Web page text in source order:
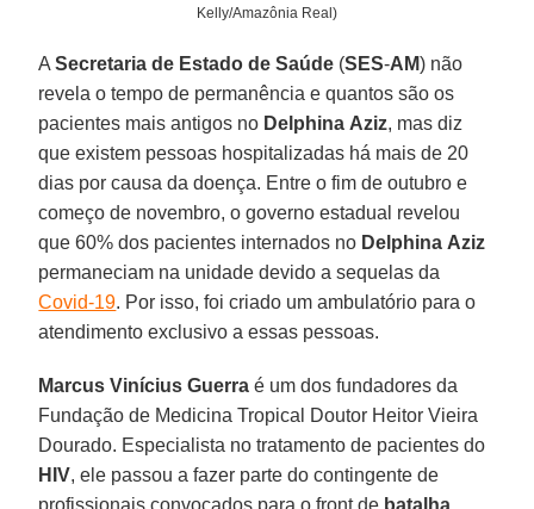
Kelly/Amazônia Real)
ASecretaria de Estado de Saúde (SES-AM) não
revela o tempo de permanência e quantos são os
pacientes mais antigos no Delphina Aziz, mas diz
que existem pessoas hospitalizadas há mais de 20
dias por causa da doença. Entre o fim de outubro e
começo de novembro, o governo estadual revelou
que 60% dos pacientes internados no Delphina Aziz
permaneciam na unidade devido a sequelas da
Covid-19. Por isso, foi criado um ambulatório para o
atendimento exclusivo a essas pessoas.
Marcus Vinícius Guerra é um dos fundadores da
Fundação de Medicina Tropical Doutor Heitor Vieira
Dourado. Especialista no tratamento de pacientes do
HIV, ele passou a fazer parte do contingente de
profissionais convocados para o front de batalha